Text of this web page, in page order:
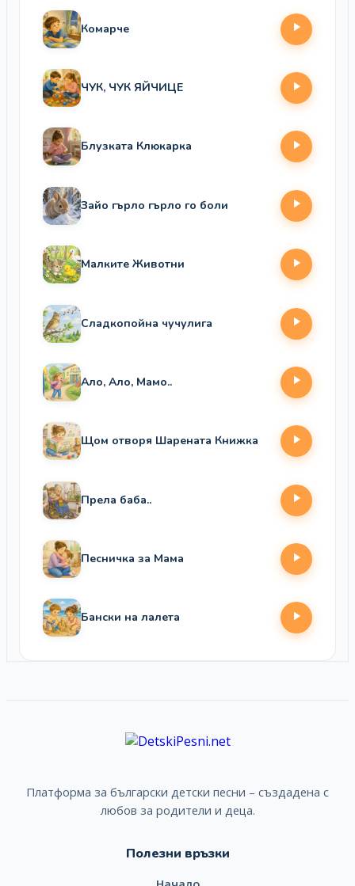
Комарче
ЧУК, ЧУК ЯЙЧИЦЕ
Блузката Клюкарка
Зайо гърло гърло го боли
Малките Животни
Сладкопойна чучулига
Ало, Ало, Мамо..
Щом отворя Шарената Книжка
Прела баба..
Песничка за Мама
Бански на лалета
Платформа за български детски песни – създадена с
любов за родители и деца.
Полезни връзки